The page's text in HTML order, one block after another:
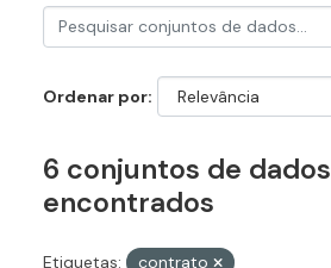
Ordenar por
6 conjuntos de dados
encontrados
Etiquetas:
contrato